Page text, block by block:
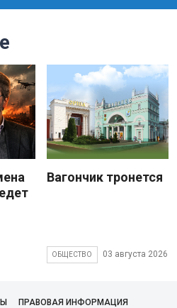
Вагончик тронется
ОБЩЕСТВО 03 августа 2026
ПРАВОВАЯ ИНФОРМАЦИЯ